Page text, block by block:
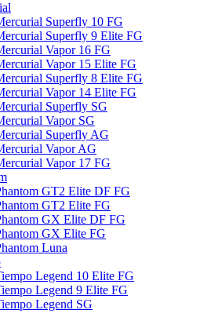
Superfly 10 FG
Superfly 9 Elite FG
Vapor 16 FG
Vapor 15 Elite FG
Superfly 8 Elite FG
Vapor 14 Elite FG
Superfly SG
Vapor SG
Superfly AG
Vapor AG
Vapor 17 FG
GT2 Elite DF FG
GT2 Elite FG
GX Elite DF FG
GX Elite FG
Luna
Legend 10 Elite FG
Legend 9 Elite FG
Legend SG